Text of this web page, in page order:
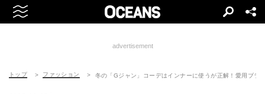
advertisement
トップ ファッション 冬の「Gジャン」コーデはインナーに使うが正解！愛用ブ